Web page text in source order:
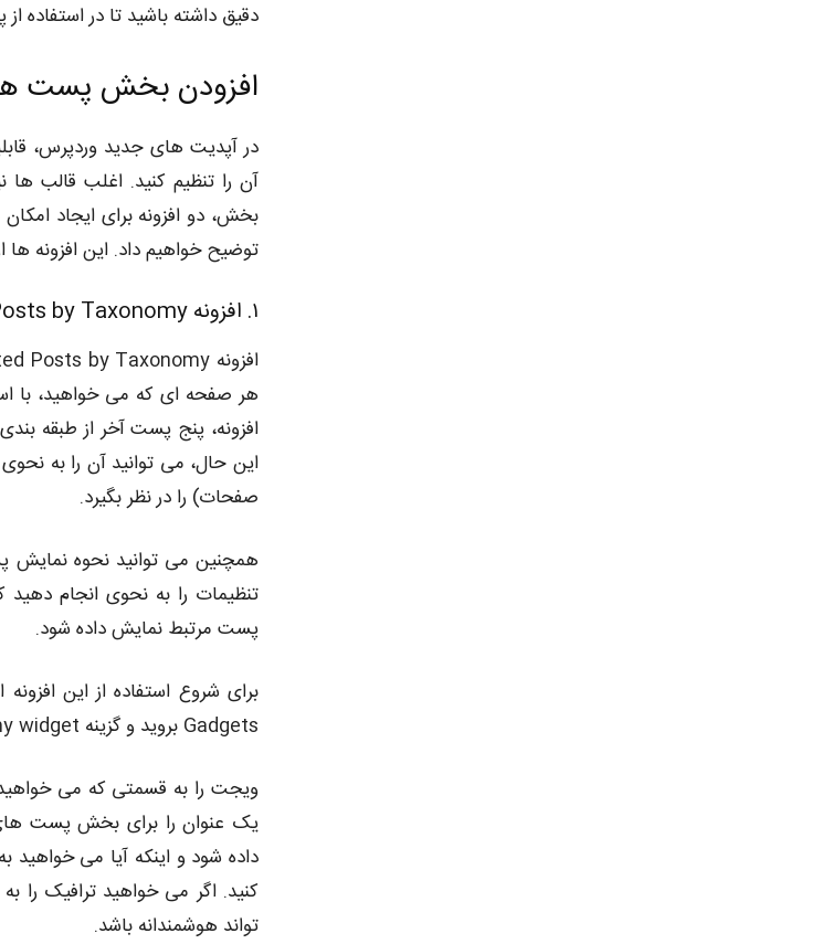
دقیق داشته باشید تا در
افزودن بخش پست
در آپدیت های جدید وردپرس،
آن را تنظیم کنید. اغلب قالب ها
بخش، دو افزونه برای ایجاد
توضیح خواهیم داد. این افزونه ها
۱. افزونه Related Posts by Taxonomy
هر صفحه ای که می خواهید، با
افزونه، پنج پست آخر از طبقه
این حال، می توانید آن را به
صفحات) را در نظر بگیرد.
همچنین می توانید نحوه نمایش
تنظیمات را به نحوی انجام
پست مرتبط نمایش داده شود.
Gadgets بروید و گزینه Related Posts by Taxonomy widget را انتخاب کنید.
ویجت را به قسمتی که می خواهید
یک عنوان را برای بخش پست
داده شود و اینکه آیا می خواهید
کنید. اگر می خواهید ترافیک را
تواند هوشمندانه باشد.